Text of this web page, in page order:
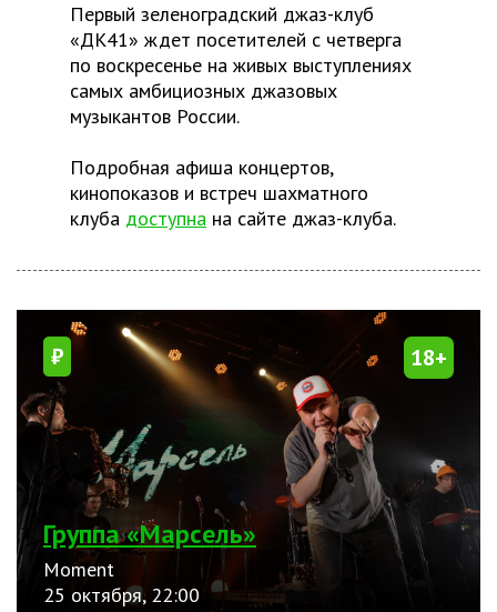
Первый зеленоградский джаз-клуб
«ДК41» ждет посетителей с четверга
по воскресенье на живых выступлениях
самых амбициозных джазовых
музыкантов России.
Подробная афиша концертов,
кинопоказов и встреч шахматного
клуба доступна на сайте джаз-клуба.
Группа «Марсель»
Moment
25 октября, 22:00
₽ 18+